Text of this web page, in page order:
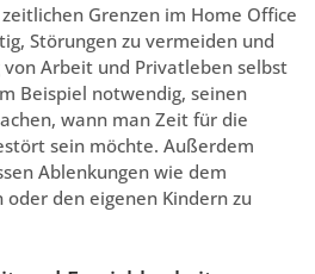
Grenzen im Home Office
Störungen zu vermeiden und
Arbeit und Privatleben selbst
Beispiel notwendig, seinen
wann man Zeit für die
sein möchte. Außerdem
Ablenkungen wie dem
den eigenen Kindern zu